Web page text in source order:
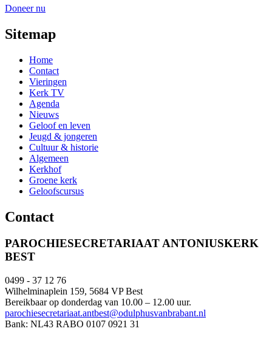
Doneer nu
Sitemap
Home
Contact
Vieringen
Kerk TV
Agenda
Nieuws
Geloof en leven
Jeugd & jongeren
Cultuur & historie
Algemeen
Kerkhof
Groene kerk
Geloofscursus
Contact
PAROCHIESECRETARIAAT ANTONIUSKERK
BEST
0499 - 37 12 76
Wilhelminaplein 159, 5684 VP Best
Bereikbaar op donderdag van 10.00 – 12.00 uur.
parochiesecretariaat.antbest@odulphusvanbrabant.nl
Bank: NL43 RABO 0107 0921 31